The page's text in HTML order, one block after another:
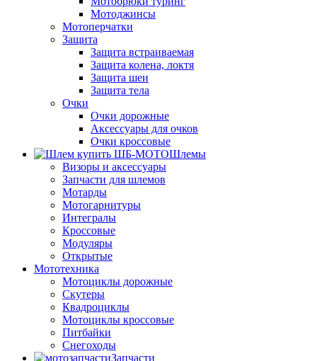
Мотоджинсы
Мотоперчатки
Защита
Защита встраиваемая
Защита колена, локтя
Защита шеи
Защита тела
Очки
Очки дорожные
Аксессуары для очков
Очки кроссовые
Шлемы
Визоры и аксессуары
Запчасти для шлемов
Мотарды
Мотогарнитуры
Интегралы
Кроссовые
Модуляры
Открытые
Мототехника
Мотоциклы дорожные
Скутеры
Квадроциклы
Мотоциклы кроссовые
Питбайки
Снегоходы
Запчасти